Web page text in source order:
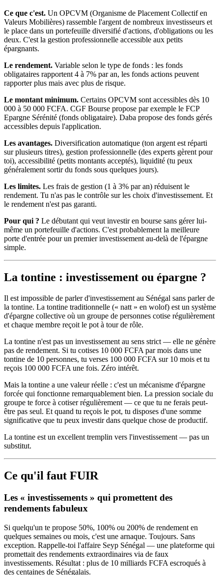
Ce que c'est. Un OPCVM (Organisme de Placement Collectif en
Valeurs Mobilières) rassemble l'argent de nombreux investisseurs et
le place dans un portefeuille diversifié d'actions, d'obligations ou les
deux. C'est la gestion professionnelle accessible aux petits
épargnants.
Le rendement. Variable selon le type de fonds : les fonds
obligataires rapportent 4 à 7% par an, les fonds actions peuvent
rapporter plus mais avec plus de risque.
Le montant minimum. Certains OPCVM sont accessibles dès 10
000 à 50 000 FCFA. CGF Bourse propose par exemple le FCP
Epargne Sérénité (fonds obligataire). Daba propose des fonds gérés
accessibles depuis l'application.
Les avantages. Diversification automatique (ton argent est réparti
sur plusieurs titres), gestion professionnelle (des experts gèrent pour
toi), accessibilité (petits montants acceptés), liquidité (tu peux
généralement sortir du fonds sous quelques jours).
Les limites. Les frais de gestion (1 à 3% par an) réduisent le
rendement. Tu n'as pas le contrôle sur les choix d'investissement. Et
le rendement n'est pas garanti.
Pour qui ? Le débutant qui veut investir en bourse sans gérer lui-
même un portefeuille d'actions. C'est probablement la meilleure
porte d'entrée pour un premier investissement au-delà de l'épargne
simple.
La tontine : investissement ou épargne ?
Il est impossible de parler d'investissement au Sénégal sans parler de
la tontine. La tontine traditionnelle (« natt » en wolof) est un système
d'épargne collective où un groupe de personnes cotise régulièrement
et chaque membre reçoit le pot à tour de rôle.
La tontine n'est pas un investissement au sens strict — elle ne génère
pas de rendement. Si tu cotises 10 000 FCFA par mois dans une
tontine de 10 personnes, tu verses 100 000 FCFA sur 10 mois et tu
reçois 100 000 FCFA une fois. Zéro intérêt.
Mais la tontine a une valeur réelle : c'est un mécanisme d'épargne
forcée qui fonctionne remarquablement bien. La pression sociale du
groupe te force à cotiser régulièrement — ce que tu ne ferais peut-
être pas seul. Et quand tu reçois le pot, tu disposes d'une somme
significative que tu peux investir dans quelque chose de productif.
La tontine est un excellent tremplin vers l'investissement — pas un
substitut.
Ce qu'il faut FUIR
Les « investissements » qui promettent des
rendements fabuleux
Si quelqu'un te propose 50%, 100% ou 200% de rendement en
quelques semaines ou mois, c'est une arnaque. Toujours. Sans
exception. Rappelle-toi l'affaire Seyp Sénégal — une plateforme qui
promettait des rendements extraordinaires via de faux
investissements. Résultat : plus de 10 milliards FCFA escroqués à
des centaines de Sénégalais.